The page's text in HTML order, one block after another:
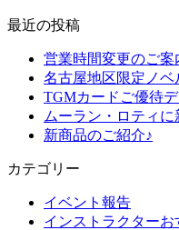
最近の投稿
営業時間変更のご案
名古屋地区限定ノベ
TGMカードご優待
ムーラン・ロティ
新商品のご紹介♪
カテゴリー
イベント報告
インストラクターお